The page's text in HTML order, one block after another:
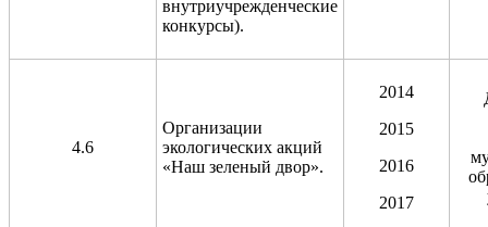
внутриучрежденческие
конкурсы).
4.6
Организации
экологических акций
«Наш зеленый двор».
2014
2015
2016
2017